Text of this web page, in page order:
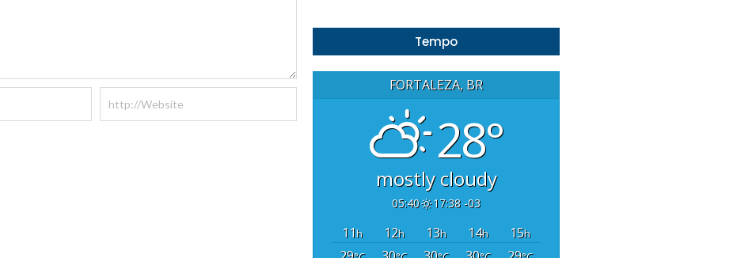
Tempo
FORTALEZA, BR
28°
mostly cloudy
05:40 17:38 -03
11h 12h 13h 14h 15h